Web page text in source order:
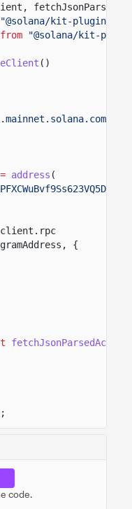
"@solana/kit-plugin-
from "@solana/kit-
()
= address (
client.rpc
{
code.